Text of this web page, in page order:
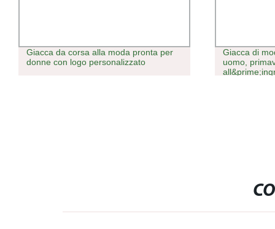
Giacca da corsa alla moda pronta per
donne con logo personalizzato
Giacca di
uomo,